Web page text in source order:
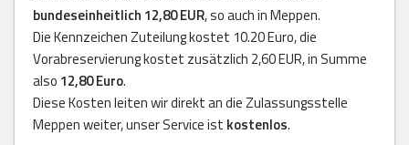
bundeseinheitlich 12,80 EUR, so auch in Meppen.
Die Kennzeichen Zuteilung kostet 10.20 Euro, die
Vorabreservierung kostet zusätzlich 2,60 EUR, in Summe
also 12,80 Euro.
Diese Kosten leiten wir direkt an die Zulassungsstelle
Meppen weiter, unser Service ist kostenlos.